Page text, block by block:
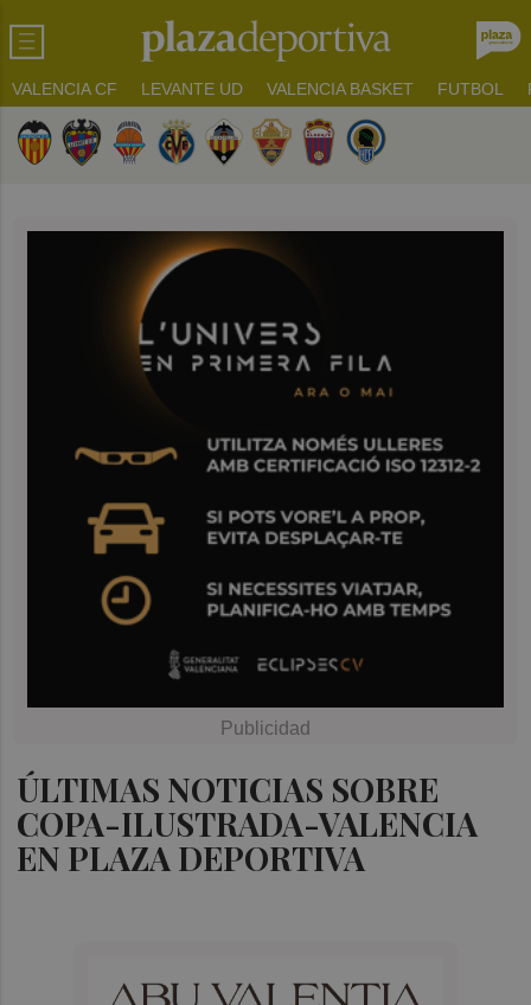
VALENCIA CF LEVANTE UD VALENCIA BASKET FUTBOL
ÚLTIMAS NOTICIAS SOBRE
COPA-ILUSTRADA-VALENCIA
EN PLAZA DEPORTIVA